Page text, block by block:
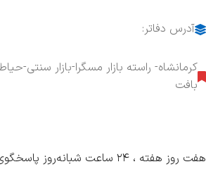
آدرس دفاتر:
کرمانشاه- راسته بازار مسگرا-بازار سنتی-
بافت
هفت روز هفته ، ۲۴ ساعت شبانه‌روز پاسخگوی شما هستیم.